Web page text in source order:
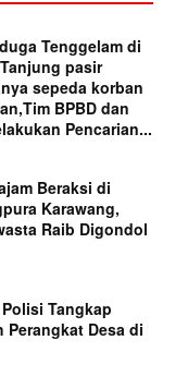
Tenggelam di
pasir
sepeda korban
BPBD dan
Pencarian...
Beraksi di
Karawang,
Raib Digondol
Tangkap
Perangkat Desa di